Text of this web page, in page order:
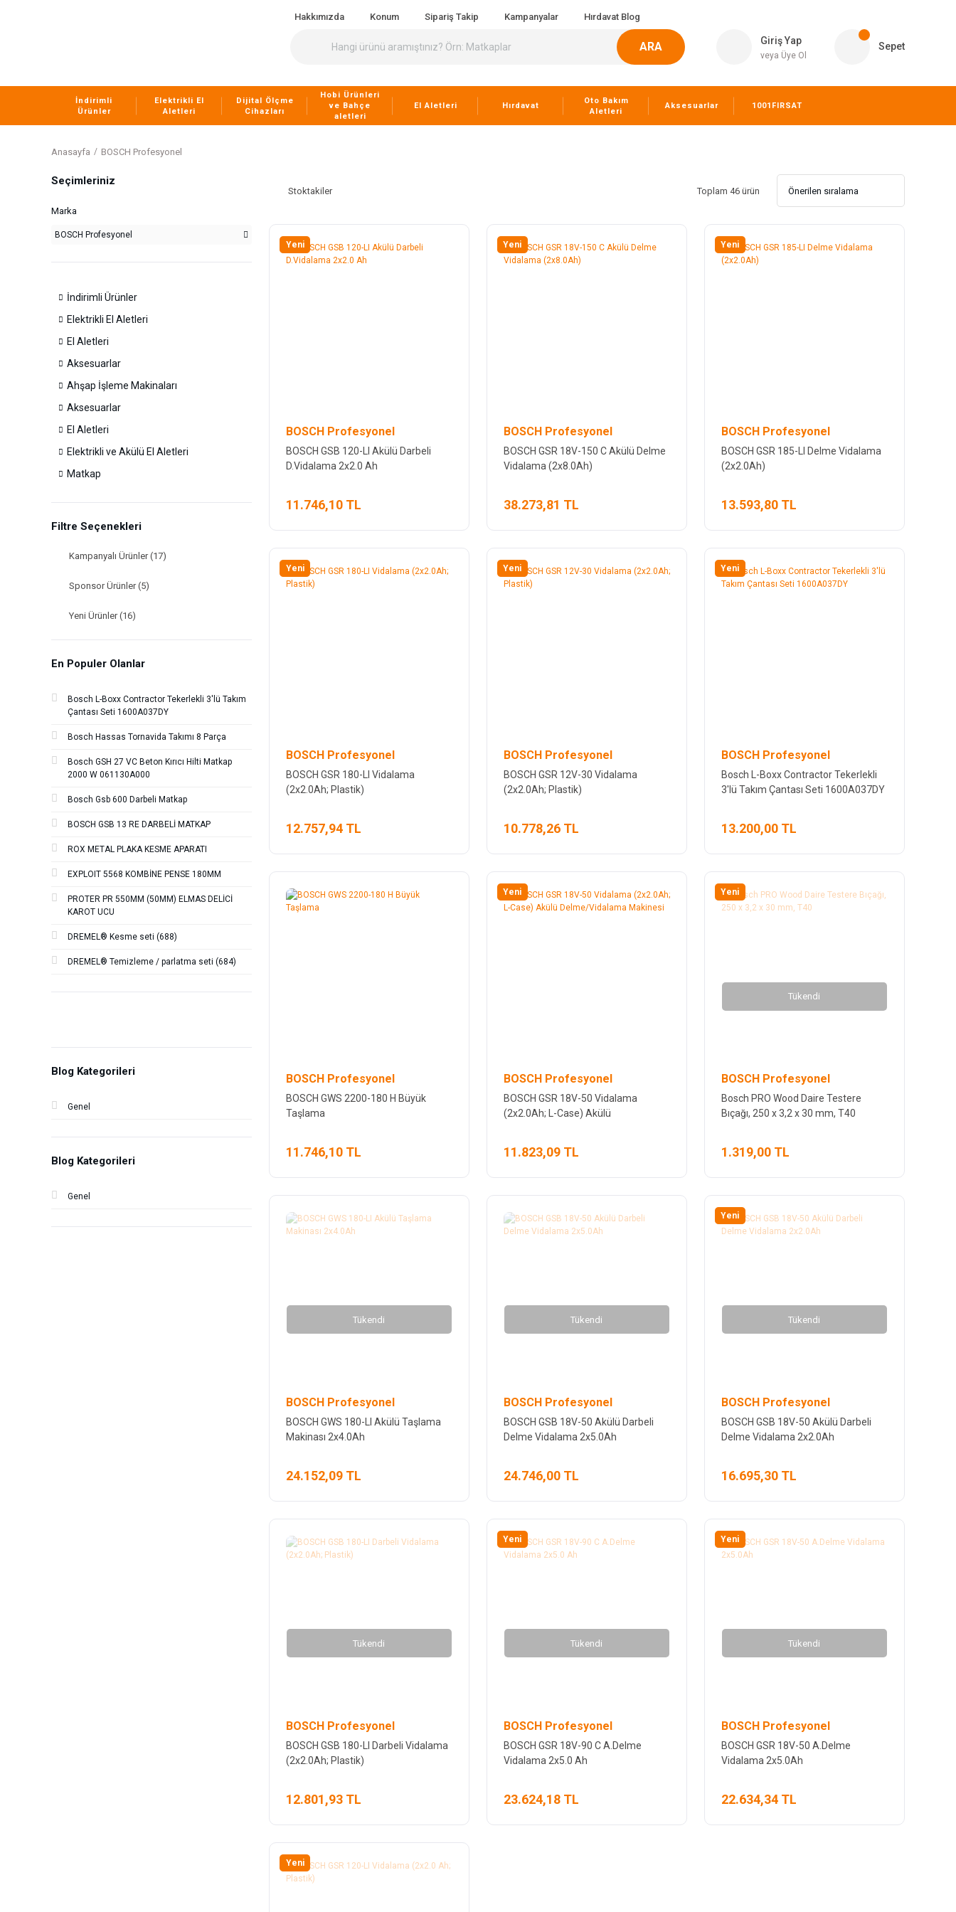
Hakkımızda Konum Sipariş Takip Kampanyalar Hırdavat Blog
ARA Giriş Yap
veya Üye Ol
Sepet
İndirimli
Ürünler
Elektrikli El
Aletleri
Dijital Ölçme
Cihazları
Hobi Ürünleri
ve Bahçe
aletleri
El Aletleri Hırdavat
Oto Bakım
Aletleri
Aksesuarlar 1001FIRSAT
Anasayfa BOSCH Profesyonel
Seçimleriniz
Marka
BOSCH Profesyonel
İndirimli Ürünler
Elektrikli El Aletleri
El Aletleri
Aksesuarlar
Ahşap İşleme Makinaları
Aksesuarlar
El Aletleri
Elektrikli ve Akülü El Aletleri
Matkap
Filtre Seçenekleri
Kampanyalı Ürünler (17)
Sponsor Ürünler (5)
Yeni Ürünler (16)
En Populer Olanlar
Bosch L-Boxx Contractor Tekerlekli 3'lü Takım
Çantası Seti 1600A037DY
Bosch Hassas Tornavida Takımı 8 Parça
Bosch GSH 27 VC Beton Kırıcı Hilti Matkap
2000 W 061130A000
Bosch Gsb 600 Darbeli Matkap
BOSCH GSB 13 RE DARBELİ MATKAP
ROX METAL PLAKA KESME APARATI
EXPLOIT 5568 KOMBİNE PENSE 180MM
PROTER PR 550MM (50MM) ELMAS DELİCİ
KAROT UCU
DREMEL® Kesme seti (688)
DREMEL® Temizleme / parlatma seti (684)
Blog Kategorileri
Genel
Blog Kategorileri
Genel
Stoktakiler Toplam 46 ürün
Yeni
BOSCH Profesyonel
BOSCH GSB 120-LI Akülü Darbeli
D.Vidalama 2x2.0 Ah
11.746,10 TL
Yeni
BOSCH Profesyonel
BOSCH GSR 18V-150 C Akülü Delme
Vidalama (2x8.0Ah)
38.273,81 TL
Yeni
BOSCH Profesyonel
BOSCH GSR 185-LI Delme Vidalama
(2x2.0Ah)
13.593,80 TL
Yeni
BOSCH Profesyonel
BOSCH GSR 180-LI Vidalama
(2x2.0Ah; Plastik)
12.757,94 TL
Yeni
BOSCH Profesyonel
BOSCH GSR 12V-30 Vidalama
(2x2.0Ah; Plastik)
10.778,26 TL
Yeni
BOSCH Profesyonel
Bosch L-Boxx Contractor Tekerlekli
3'lü Takım Çantası Seti 1600A037DY
13.200,00 TL
BOSCH Profesyonel
BOSCH GWS 2200-180 H Büyük
Taşlama
11.746,10 TL
Yeni
BOSCH Profesyonel
BOSCH GSR 18V-50 Vidalama
(2x2.0Ah; L-Case) Akülü
11.823,09 TL
Yeni
Tükendi
BOSCH Profesyonel
Bosch PRO Wood Daire Testere
Bıçağı, 250 x 3,2 x 30 mm, T40
1.319,00 TL
Tükendi
BOSCH Profesyonel
BOSCH GWS 180-LI Akülü Taşlama
Makinası 2x4.0Ah
24.152,09 TL
Tükendi
BOSCH Profesyonel
BOSCH GSB 18V-50 Akülü Darbeli
Delme Vidalama 2x5.0Ah
24.746,00 TL
Yeni
Tükendi
BOSCH Profesyonel
BOSCH GSB 18V-50 Akülü Darbeli
Delme Vidalama 2x2.0Ah
16.695,30 TL
Tükendi
BOSCH Profesyonel
BOSCH GSB 180-LI Darbeli Vidalama
(2x2.0Ah; Plastik)
12.801,93 TL
Yeni
Tükendi
BOSCH Profesyonel
BOSCH GSR 18V-90 C A.Delme
Vidalama 2x5.0 Ah
23.624,18 TL
Yeni
Tükendi
BOSCH Profesyonel
BOSCH GSR 18V-50 A.Delme
Vidalama 2x5.0Ah
22.634,34 TL
Yeni